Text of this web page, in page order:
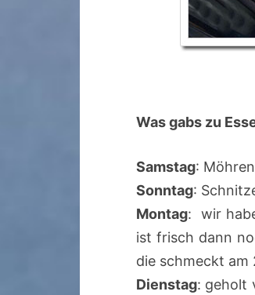
Was gabs zu
Samstag:
Sonntag:
Montag: wir
ist frisch dann
die schmeckt
Dienstag: geholt